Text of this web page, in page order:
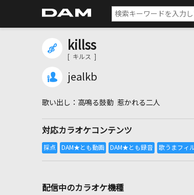
killss
[ キルス ]
jealkb
高鳴る鼓動 惹かれる二人
対応カラオケコンテンツ
配信中のカラオケ機種